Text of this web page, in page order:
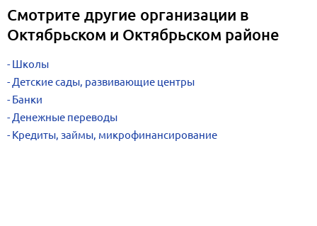
Смотрите другие организации в
Октябрьском и Октябрьском районе
Школы
Детские сады, развивающие центры
Банки
Денежные переводы
Кредиты, займы, микрофинансирование